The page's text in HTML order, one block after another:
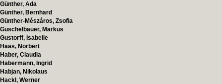
Günther, Ada
Günther, Bernhard
Günther-Mészáros, Zsofia
Guschelbauer, Markus
Gustorff, Isabelle
Haas, Norbert
Haber, Claudia
Habermann, Ingrid
Habjan, Nikolaus
Hackl, Werner